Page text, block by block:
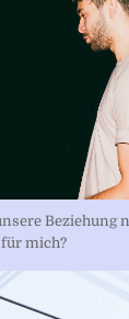
Beziehung
für mich?